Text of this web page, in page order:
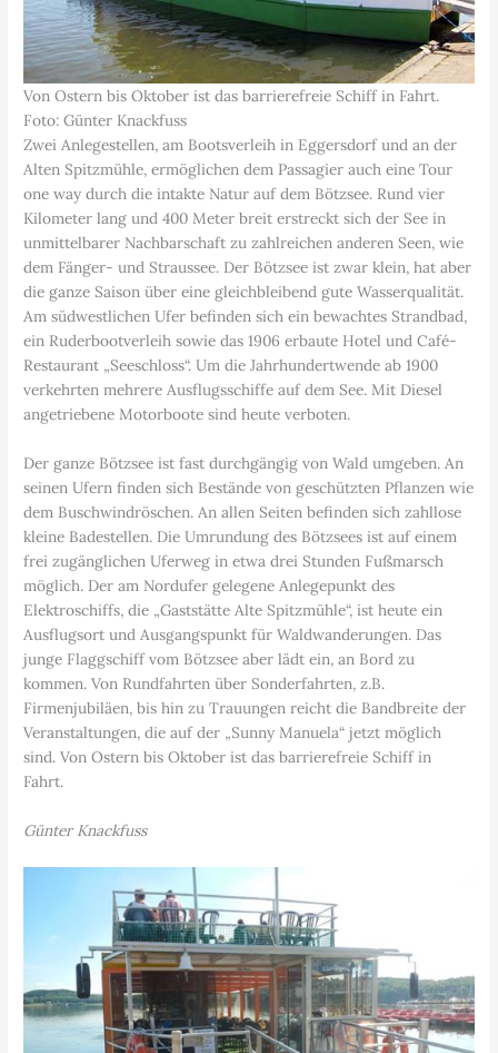
Von Ostern bis Oktober ist das barrierefreie Schiff in Fahrt.
Foto: Günter Knackfuss
Zwei Anlegestellen, am Bootsverleih in Eggersdorf und an der
Alten Spitzmühle, ermöglichen dem Passagier auch eine Tour
one way durch die intakte Natur auf dem Bötzsee. Rund vier
Kilometer lang und 400 Meter breit erstreckt sich der See in
unmittelbarer Nachbarschaft zu zahlreichen anderen Seen, wie
dem Fänger- und Straussee. Der Bötzsee ist zwar klein, hat aber
die ganze Saison über eine gleichbleibend gute Wasserqualität.
Am südwestlichen Ufer befinden sich ein bewachtes Strandbad,
ein Ruderbootverleih sowie das 1906 erbaute Hotel und Café-
Restaurant „Seeschloss“. Um die Jahrhundertwende ab 1900
verkehrten mehrere Ausflugsschiffe auf dem See. Mit Diesel
angetriebene Motorboote sind heute verboten.
Der ganze Bötzsee ist fast durchgängig von Wald umgeben. An
seinen Ufern finden sich Bestände von geschützten Pflanzen wie
dem Buschwindröschen. An allen Seiten befinden sich zahllose
kleine Badestellen. Die Umrundung des Bötzsees ist auf einem
frei zugänglichen Uferweg in etwa drei Stunden Fußmarsch
möglich. Der am Nordufer gelegene Anlegepunkt des
Elektroschiffs, die „Gaststätte Alte Spitzmühle“, ist heute ein
Ausflugsort und Ausgangspunkt für Waldwanderungen. Das
junge Flaggschiff vom Bötzsee aber lädt ein, an Bord zu
kommen. Von Rundfahrten über Sonderfahrten, z.B.
Firmenjubiläen, bis hin zu Trauungen reicht die Bandbreite der
Veranstaltungen, die auf der „Sunny Manuela“ jetzt möglich
sind. Von Ostern bis Oktober ist das barrierefreie Schiff in
Fahrt.
Günter Knackfuss